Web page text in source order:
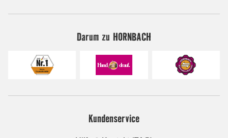
Darum zu HORNBACH
Kundenservice